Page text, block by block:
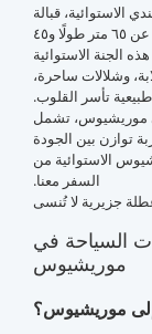
قبالة
الساحل الشرقي لأفريقيا، وتمتد على مساحة تزيد عن ٦٥ متر طولًا و٤٥
الجنة الاستوائية
وشلالات ساحرة،
تأسر القلوب.
موريشيوس، تشمل
توازن بين الجودة
الاستوائية من
السفر معنا.
جزيرية لا تُنسى
السياحة في
موريشيوس
موريشيوس؟